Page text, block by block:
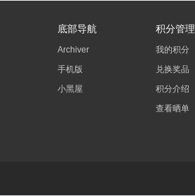
底部导航
Archiver
手机版
小黑屋
积分管理
我的积分
兑换奖品
积分介绍
查看晒单